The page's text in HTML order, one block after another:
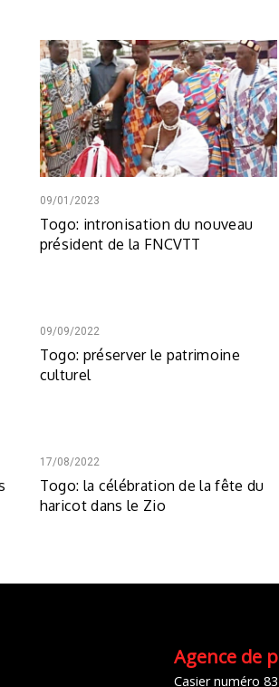
09/01/2023
Togo: intronisation du nouveau
président de la FNCVTT
09/09/2022
Togo: préserver le patrimoine
culturel
17/08/2022
Togo: la célébration de la fête du
haricot dans le Zio
Agence de
Casier numéro